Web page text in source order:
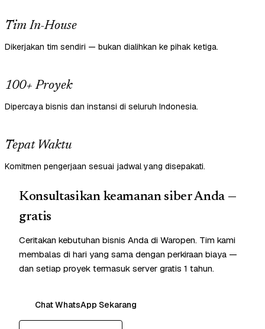
Tim In-House
Dikerjakan tim sendiri — bukan dialihkan ke pihak ketiga.
100+ Proyek
Dipercaya bisnis dan instansi di seluruh Indonesia.
Tepat Waktu
Komitmen pengerjaan sesuai jadwal yang disepakati.
Konsultasikan keamanan siber Anda —
gratis
Ceritakan kebutuhan bisnis Anda di Waropen. Tim kami
membalas di hari yang sama dengan perkiraan biaya —
dan setiap proyek termasuk server gratis 1 tahun.
Chat WhatsApp Sekarang